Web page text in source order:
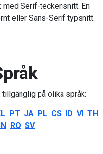
Serif-teckensnitt. En
eller Sans-Serif typsnitt.
på olika språk:
PT JA PL CS ID VI TH
RO SV